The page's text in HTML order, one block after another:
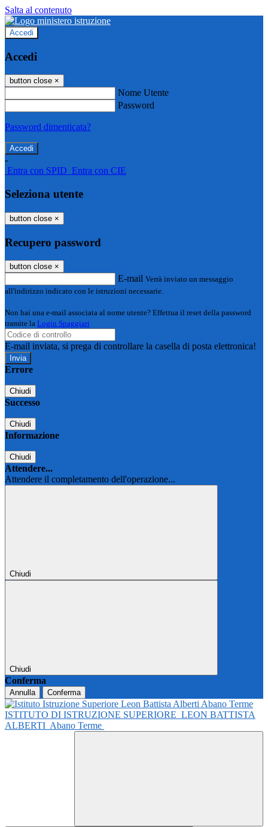
Salta al contenuto
Accedi
Accedi
button close ×
Nome Utente
Password
Password dimenticata?
-
Entra con SPID Entra con CIE
Seleziona utente
button close ×
Recupero password
button close ×
E-mail Verrà inviato un messaggio
all'indirizzo indicato con le istruzioni necessarie.
Non hai una e-mail associata al nome utente? Effettua il reset della password
tramite la Login Spaggiari
E-mail inviata, si prega di controllare la casella di posta elettronica!
Errore
Chiudi
Successo
Chiudi
Informazione
Chiudi
Attendere...
Attendere il completamento dell'operazione...
Chiudi
Chiudi
Conferma
Annulla Conferma
ISTITUTO DI ISTRUZIONE SUPERIORE LEON BATTISTA
ALBERTI Abano Terme